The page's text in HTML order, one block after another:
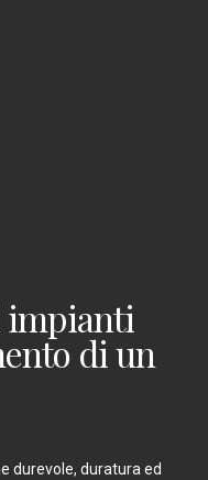
impianti
di un
durevole, duratura ed